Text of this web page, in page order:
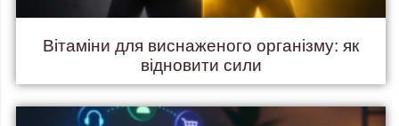
Вітаміни для виснаженого організму: як
відновити сили